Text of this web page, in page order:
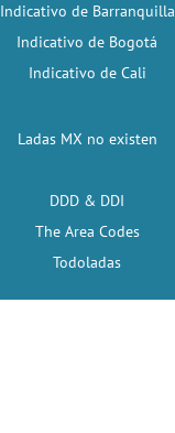
Indicativo de Barranquilla
Indicativo de Bogotá
Indicativo de Cali
Ladas MX no existen
DDD & DDI
The Area Codes
Todoladas